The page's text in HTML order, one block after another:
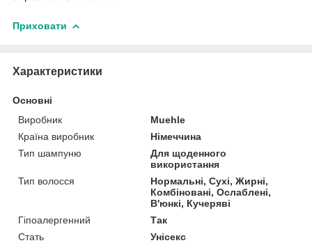
Приховати
Характеристики
Основні
Виробник
Muehle
Країна виробник
Німеччина
Тип шампуню
Для щоденного
використання
Тип волосся
Нормальні, Сухі, Жирні,
Комбіновані, Ослаблені,
В'юнкі, Кучеряві
Гіпоалергенний
Так
Стать
Унісекс